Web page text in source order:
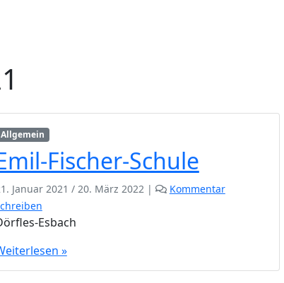
Allgemein
Fischer-Schule
Januar 2021 / 20. März 2022 |
Kommentar
Esbach
»